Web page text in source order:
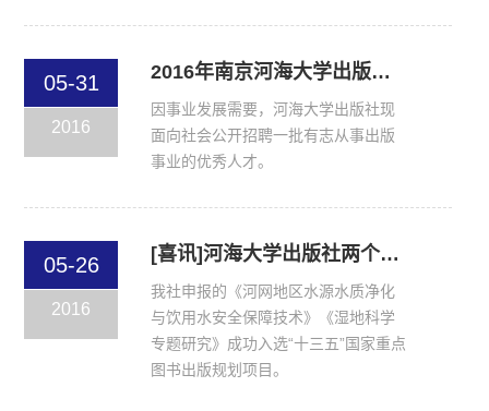
05-31
2016
2016年南京河海大学出版社有限公司招聘公告
因事业发展需要，河海大学出版社现
面向社会公开招聘一批有志从事出版
事业的优秀人才。
05-26
2016
[喜讯]河海大学出版社两个项目成功入选“十三五”国家重点图书出版规划项目
我社申报的《河网地区水源水质净化
与饮用水安全保障技术》《湿地科学
专题研究》成功入选“十三五”国家重点
图书出版规划项目。